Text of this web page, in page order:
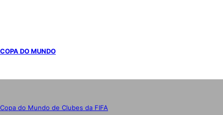
COPA DO MUNDO
Copa do Mundo de Clubes da FIFA